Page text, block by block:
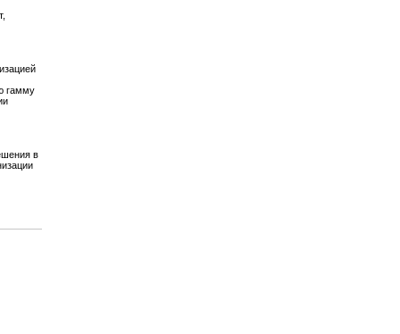
гамму
в